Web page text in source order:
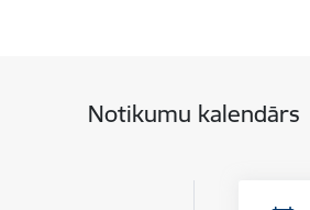
Notikumu kalendārs